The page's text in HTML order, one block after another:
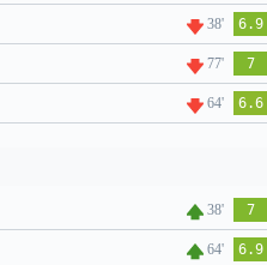
38' 6.9
77' 7
64' 6.6
38' 7
64' 6.9